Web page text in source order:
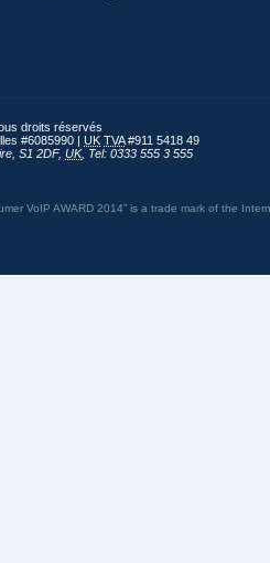
droits réservés
#6085990 | UK TVA#911 5418 49
S1 2DF, UK, Tel: 0333 555 3 555
VoIP AWARD 2014” is a trade mark of the